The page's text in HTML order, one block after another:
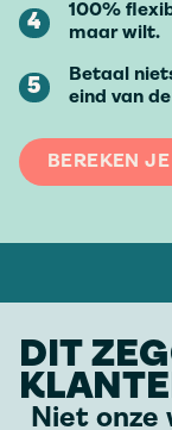
BEREKEN
4
100%
maar wilt.
5
Betaal
eind van
DIT
Niet onze